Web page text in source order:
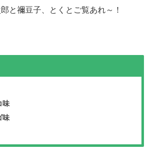
と禰豆子、とくとご覧あれ～！
味
味